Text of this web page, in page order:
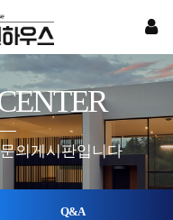
의게시판입니다
Q&A